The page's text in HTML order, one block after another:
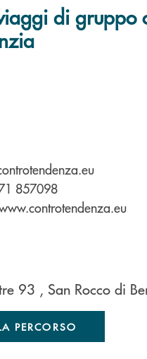
di gruppo
857098
93 , San Rocco di
PERCORSO